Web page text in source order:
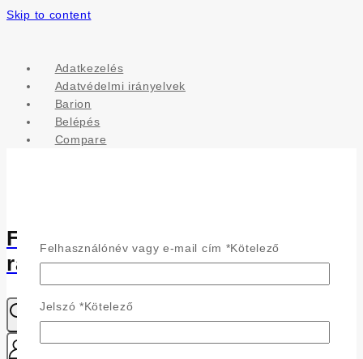
Skip to content
Adatkezelés
Adatvédelmi irányelvek
Barion
Belépés
Compare
Fülönfüggő - Csillogás a
ragyogásodhoz
Felhasználónév vagy e-mail cím *Kötelező
Jelszó *Kötelező